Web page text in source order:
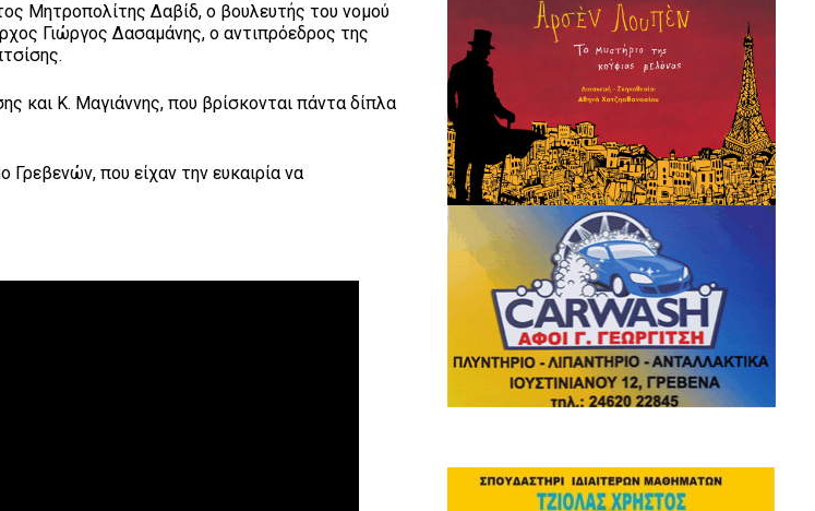
Μητροπολίτης Δαβίδ, ο βουλευτής του νομού
Γιώργος Δασαμάνης, ο αντιπρόεδρος της
και Κ. Μαγιάννης, που βρίσκονται πάντα δίπλα
που είχαν την ευκαιρία να